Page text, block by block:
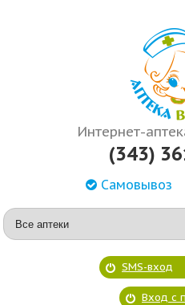
Интернет-
(343)
Самовывоз
SMS-вход
Вход с